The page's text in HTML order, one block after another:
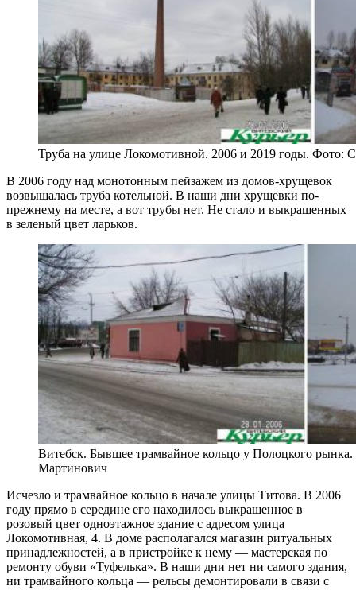
Труба на улице Локомотивной. 2006 и 2019 годы. Фото:
В 2006 году над монотонным пейзажем из домов-хрущевок
возвышалась труба котельной. В наши дни хрущевки по-
прежнему на месте, а вот трубы нет. Не стало и выкрашенных
в зеленый цвет ларьков.
Витебск. Бывшее трамвайное кольцо у Полоцкого
Мартинович
Исчезло и трамвайное кольцо в начале улицы Титова. В 2006
году прямо в середине его находилось выкрашенное в
розовый цвет одноэтажное здание с адресом улица
Локомотивная, 4. В доме располагался магазин ритуальных
принадлежностей, а в пристройке к нему — мастерская по
ремонту обуви «Туфелька». В наши дни нет ни самого здания,
ни трамвайного кольца — рельсы демонтировали в связи с